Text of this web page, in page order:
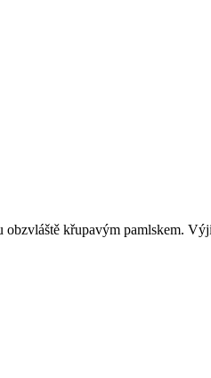
obzvláště křupavým pamlskem.